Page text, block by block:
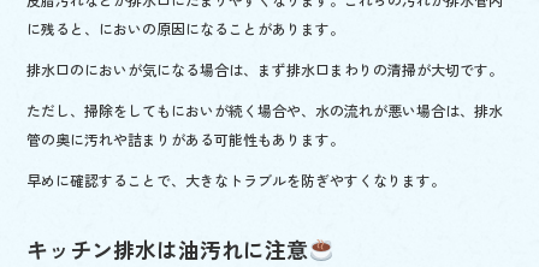
に残ると、においの原因になることがあります。
排水口のにおいが気になる場合は、まず排水口まわりの清掃が大切です。
ただし、掃除をしてもにおいが続く場合や、水の流れが悪い場合は、排水
管の奥に汚れや詰まりがある可能性もあります。
早めに確認することで、大きなトラブルを防ぎやすくなります。
キッチン排水は油汚れに注意